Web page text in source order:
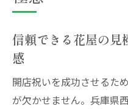
信頼できる花屋の見
感
開店祝いを成功させるた
が欠かせません。兵庫県